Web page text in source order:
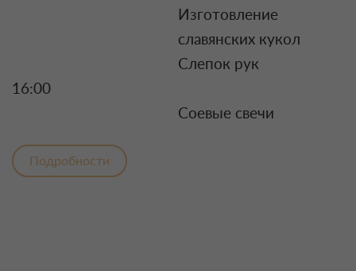
Изготовление
славянских кукол
Слепок рук
16:00
Соевые свечи
Подробности